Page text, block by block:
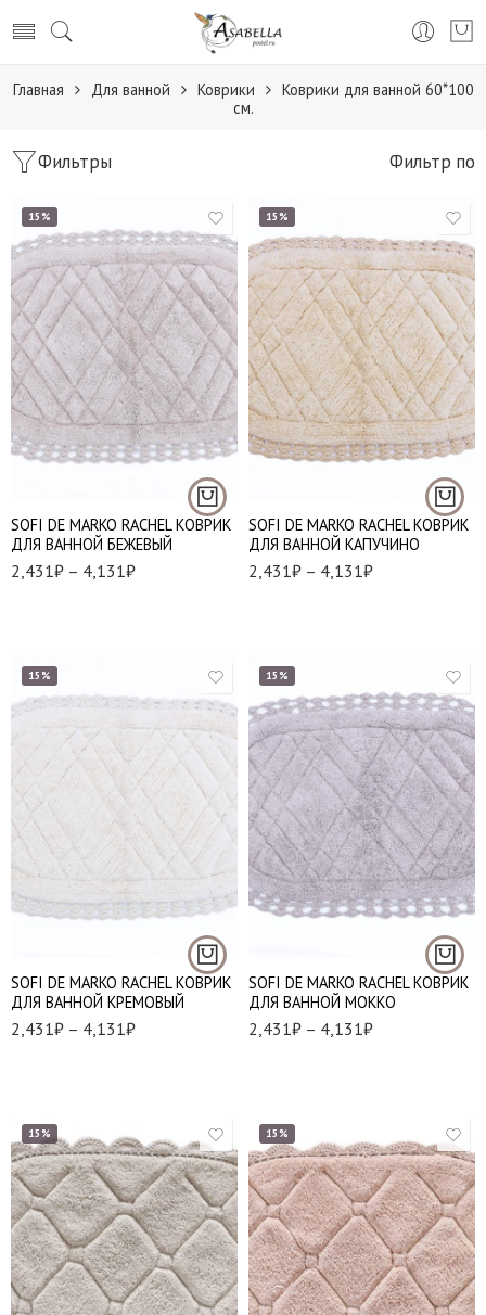
Главная Для ванной Коврики
Коврики для ванной 60*100
см.
Фильтры Фильтр по
15%
SOFI DE MARKO RACHEL КОВРИК
ДЛЯ ВАННОЙ БЕЖЕВЫЙ
2,431₽ – 4,131₽
50*70 см
60*100 см
15%
SOFI DE MARKO RACHEL КОВРИК
ДЛЯ ВАННОЙ КАПУЧИНО
2,431₽ – 4,131₽
50*70 см
60*100 см
15%
SOFI DE MARKO RACHEL КОВРИК
ДЛЯ ВАННОЙ КРЕМОВЫЙ
2,431₽ – 4,131₽
15%
SOFI DE MARKO RACHEL КОВРИК
ДЛЯ ВАННОЙ МОККО
2,431₽ – 4,131₽
50*70 см
15% 15%